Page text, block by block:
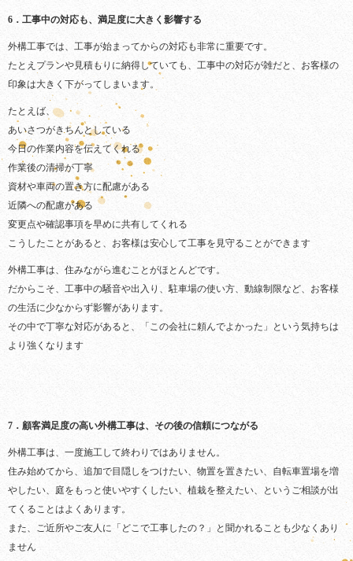
6．工事中の対応も、満足度に大きく影響する
外構工事では、工事が始まってからの対応も非常に重要です。
たとえプランや見積もりに納得していても、工事中の対応が雑だと、お客様の
印象は大きく下がってしまいます。
たとえば、
‍あいさつがきちんとしている
今日の作業内容を伝えてくれる
作業後の清掃が丁寧
資材や車両の置き方に配慮がある
近隣への配慮がある
変更点や確認事項を早めに共有してくれる
こうしたことがあると、お客様は安心して工事を見守ることができます
外構工事は、住みながら進むことがほとんどです。
だからこそ、工事中の騒音や出入り、駐車場の使い方、動線制限など、お客様
の生活に少なからず影響があります。
その中で丁寧な対応があると、「この会社に頼んでよかった」という気持ちは
より強くなります
7．顧客満足度の高い外構工事は、その後の信頼につながる
外構工事は、一度施工して終わりではありません。
住み始めてから、追加で目隠しをつけたい、物置を置きたい、自転車置場を増
やしたい、庭をもっと使いやすくしたい、植栽を整えたい、というご相談が出
てくることはよくあります。
また、ご近所やご友人に「どこで工事したの？」と聞かれることも少なくあり
ません